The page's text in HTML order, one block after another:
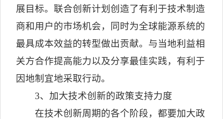
展目标。联合创新计划创造了有利于技术制造
商和用户的市场机会，同时为全球能源系统的
最具成本效益的转型做出贡献。与当地利益相
关方合作提高能力以及分享最佳实践，有利于
因地制宜地采取行动。
3、加大技术创新的政策支持力度
在技术创新周期的各个阶段，都要加大政